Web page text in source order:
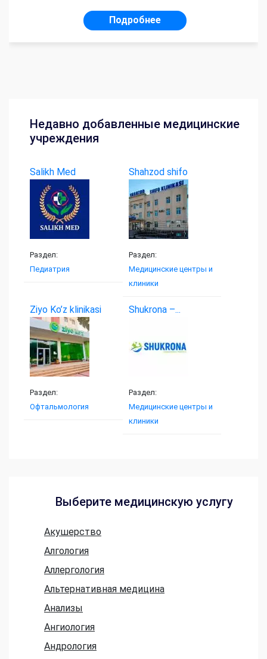
Подробнее
Недавно добавленные медицинские
учреждения
Salikh Med
Раздел:
Педиатрия
Shahzod shifo
klinikasi
Раздел:
Медицинские центры и
клиники
Ziyo Ko’z klinikasi
Раздел:
Офтальмология
Shukrona –...
Раздел:
Медицинские центры и
клиники
Выберите медицинскую услугу
Акушерство
Алгология
Аллергология
Альтернативная медицина
Анализы
Ангиология
Андрология